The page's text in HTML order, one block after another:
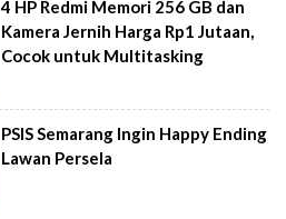
4 HP Redmi Memori 256 GB dan
Kamera Jernih Harga Rp1 Jutaan,
Cocok untuk Multitasking
PSIS Semarang Ingin Happy Ending
Lawan Persela